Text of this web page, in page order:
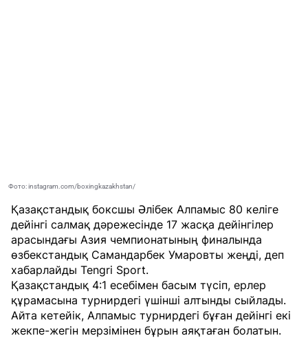
Фото: instagram.com/boxingkazakhstan/
Қазақстандық боксшы Әлібек Алпамыс 80 келіге
дейінгі салмақ дәрежесінде 17 жасқа дейінгілер
арасындағы Азия чемпионатының финалында
өзбекстандық Самандарбек Умаровты жеңді, деп
хабарлайды Tengri Sport.
Қазақстандық 4:1 есебімен басым түсіп, ерлер
құрамасына турнирдегі үшінші алтынды сыйлады.
Айта кетейік, Алпамыс турнирдегі бұған дейінгі екі
жекпе-жегін мерзімінен бұрын аяқтаған болатын.